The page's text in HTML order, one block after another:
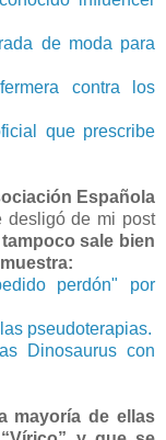
de moda para
contra los
que prescribe
Española
desligó de mi post
tampoco sale bien
perdón" por
pseudoterapias.
Dinosaurus con
mayoría de ellas